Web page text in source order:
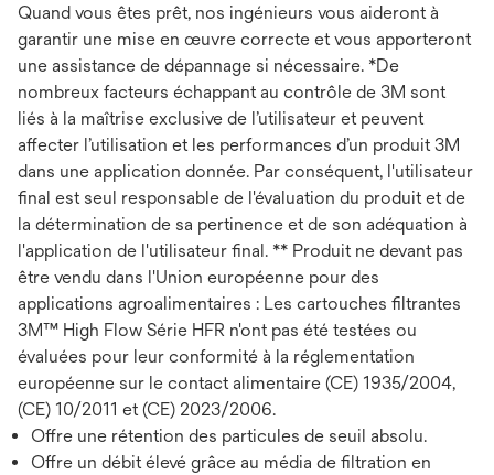
Quand vous êtes prêt, nos ingénieurs vous aideront à
garantir une mise en œuvre correcte et vous apporteront
une assistance de dépannage si nécessaire. *De
nombreux facteurs échappant au contrôle de 3M sont
liés à la maîtrise exclusive de l’utilisateur et peuvent
affecter l’utilisation et les performances d’un produit 3M
dans une application donnée. Par conséquent, l'utilisateur
final est seul responsable de l'évaluation du produit et de
la détermination de sa pertinence et de son adéquation à
l'application de l'utilisateur final. ** Produit ne devant pas
être vendu dans l'Union européenne pour des
applications agroalimentaires : Les cartouches filtrantes
3M™ High Flow Série HFR n'ont pas été testées ou
évaluées pour leur conformité à la réglementation
européenne sur le contact alimentaire (CE) 1935/2004,
(CE) 10/2011 et (CE) 2023/2006.
Offre une rétention des particules de seuil absolu.
Offre un débit élevé grâce au média de filtration en